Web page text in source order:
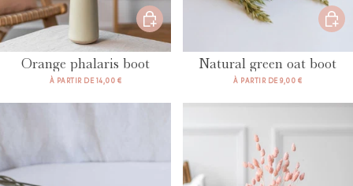
Orange phalaris boot
À PARTIR DE 14,00 €
Natural green oat boot
À PARTIR DE 9,00 €